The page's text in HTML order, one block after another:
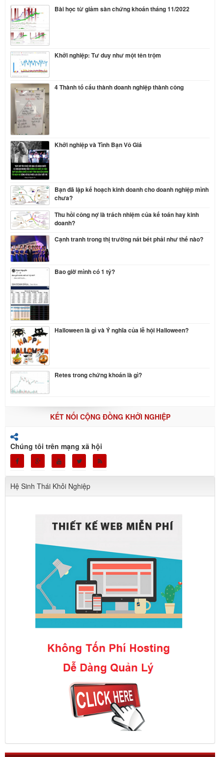
Bài học từ giảm sàn chứng khoán tháng 11/2022
Khởi nghiệp: Tư duy như một tên trộm
4 Thành tố cấu thành doanh nghiệp thành công
Khởi nghiệp và Tình Bạn Vô Giá
Bạn đã lập kế hoạch kinh doanh cho doanh nghiệp mình
chưa?
Thu hồi công nợ là trách nhiệm của kế toán hay kinh
doanh?
Cạnh tranh trong thị trường nát bét phải như thế nào?
Bao giờ mình có 1 tỷ?
Halloween là gì và Ý nghĩa của lễ hội Halloween?
Retes trong chứng khoán là gì?
KẾT NỐI CỘNG ĐỒNG KHỞI NGHIỆP
Chúng tôi trên mạng xã hội
Hệ Sinh Thái Khỏi Nghiệp